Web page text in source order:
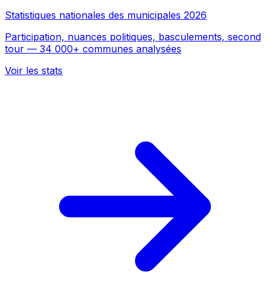
Statistiques nationales des municipales 2026
Participation, nuances politiques, basculements, second
tour — 34 000+ communes analysées
Voir les stats